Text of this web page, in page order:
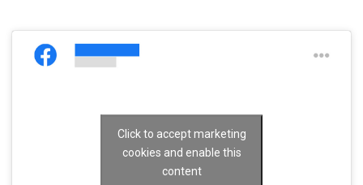
Click to accept marketing
cookies and enable this
content